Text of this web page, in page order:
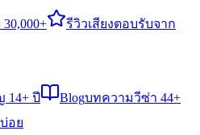
รีวิวเสียงตอบรับจาก
14+ ปี Blogบทความวีซ่า 44+
อย